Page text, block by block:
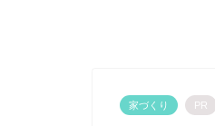
家づくり PR